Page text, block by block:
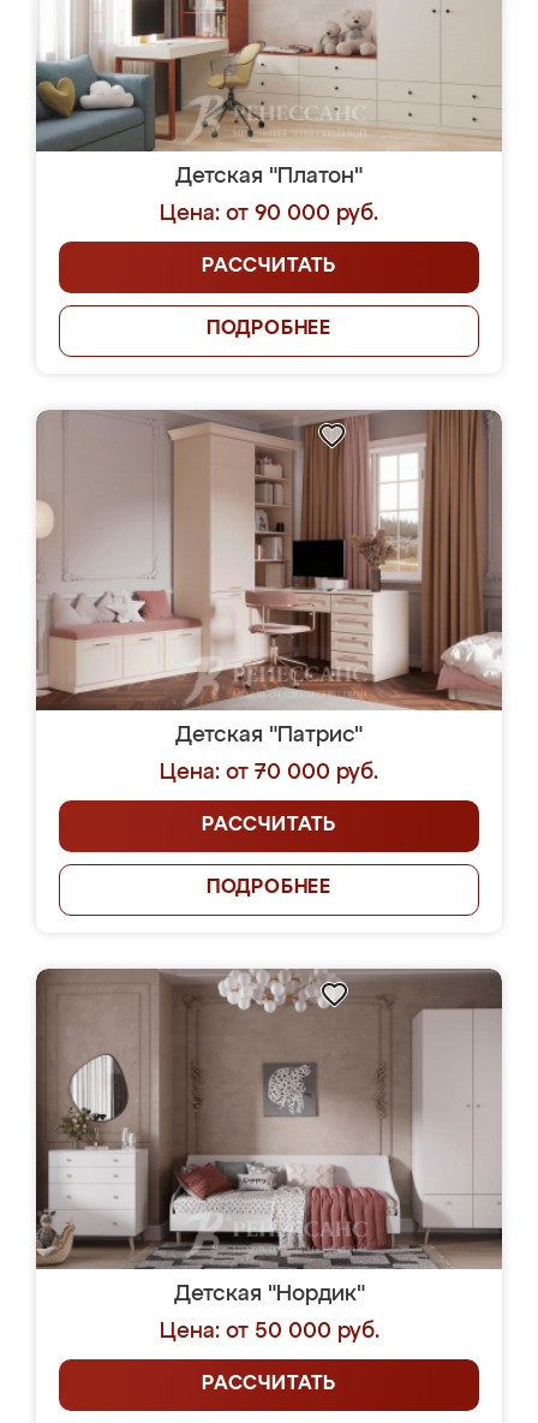
Детская "Платон"
Цена: от 90 000 руб.
РАССЧИТАТЬ
ПОДРОБНЕЕ
Детская "Патрис"
Цена: от 70 000 руб.
РАССЧИТАТЬ
ПОДРОБНЕЕ
Детская "Нордик"
Цена: от 50 000 руб.
РАССЧИТАТЬ